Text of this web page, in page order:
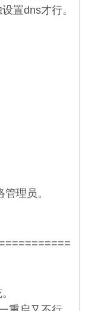
置dns才行。
理员。